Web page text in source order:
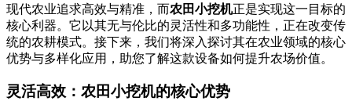
现代农业追求高效与精准，而农田小挖机正是实现这一目标的
核心利器。它以其无与伦比的灵活性和多功能性，正在改变传
统的农耕模式。接下来，我们将深入探讨其在农业领域的核心
优势与多样化应用，助您了解这款设备如何提升农场价值。
灵活高效：农田小挖机的核心优势